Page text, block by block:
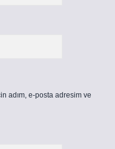
adım, e-posta adresim ve